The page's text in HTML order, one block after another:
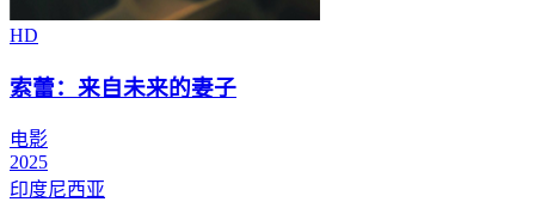
HD
索蕾：来自未来的妻子
电影
2025
印度尼西亚